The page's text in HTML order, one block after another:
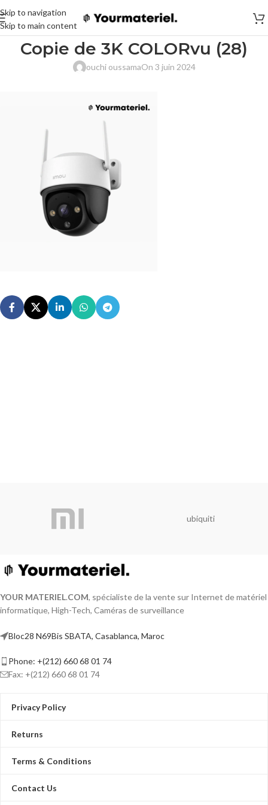
Skip to navigation
Skip to main content
Copie de 3K COLORvu (28)
ouchi oussamaOn 3 juin 2024
ubiquiti
YOUR MATERIEL.COM, spécialiste de la vente sur Internet de matériel
informatique, High-Tech, Caméras de surveillance
Bloc28 N69Bis SBATA, Casablanca, Maroc
Phone: +(212) 660 68 01 74
Fax: +(212) 660 68 01 74
Privacy Policy
Returns
Terms & Conditions
Contact Us